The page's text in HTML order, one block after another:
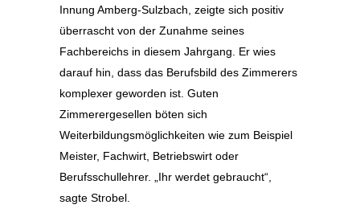
Innung Amberg-Sulzbach, zeigte sich positiv
überrascht von der Zunahme seines
Fachbereichs in diesem Jahrgang. Er wies
darauf hin, dass das Berufsbild des Zimmerers
komplexer geworden ist. Guten
Zimmerergesellen böten sich
Weiterbildungsmöglichkeiten wie zum Beispiel
Meister, Fachwirt, Betriebswirt oder
Berufsschullehrer. „Ihr werdet gebraucht“,
sagte Strobel.